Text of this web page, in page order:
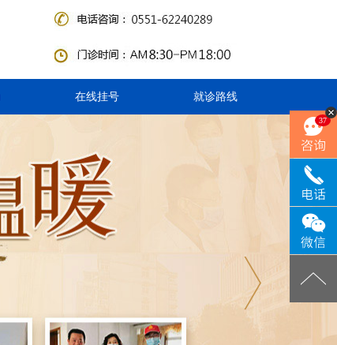
在线挂号 就诊路线
37